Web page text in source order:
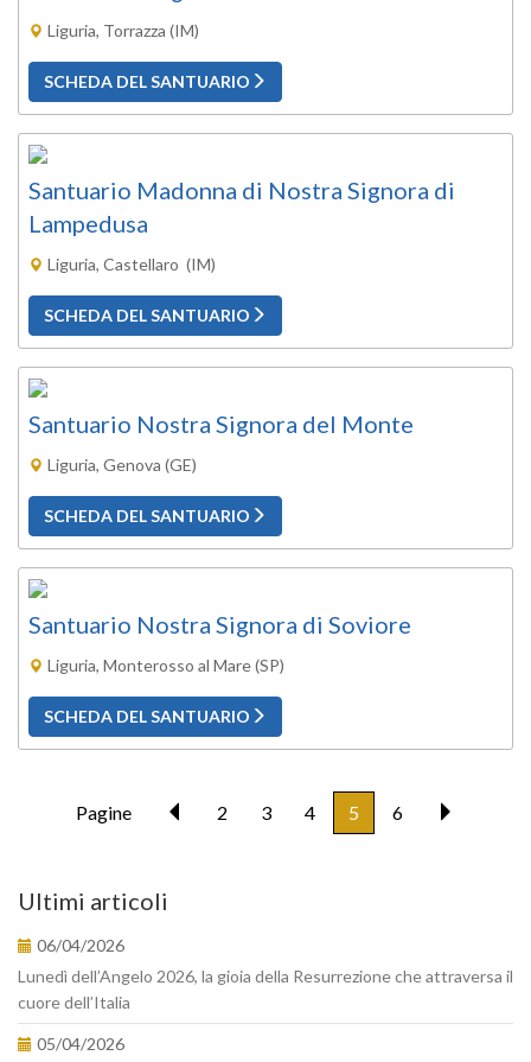
Liguria, Torrazza (IM)
SCHEDA DEL SANTUARIO
Santuario Madonna di Nostra Signora di
Lampedusa
Liguria, Castellaro (IM)
SCHEDA DEL SANTUARIO
Santuario Nostra Signora del Monte
Liguria, Genova (GE)
SCHEDA DEL SANTUARIO
Santuario Nostra Signora di Soviore
Liguria, Monterosso al Mare (SP)
SCHEDA DEL SANTUARIO
Pagine 2 3 4 5 6
Ultimi articoli
06/04/2026
Lunedì dell’Angelo 2026, la gioia della Resurrezione che attraversa il
cuore dell’Italia
05/04/2026